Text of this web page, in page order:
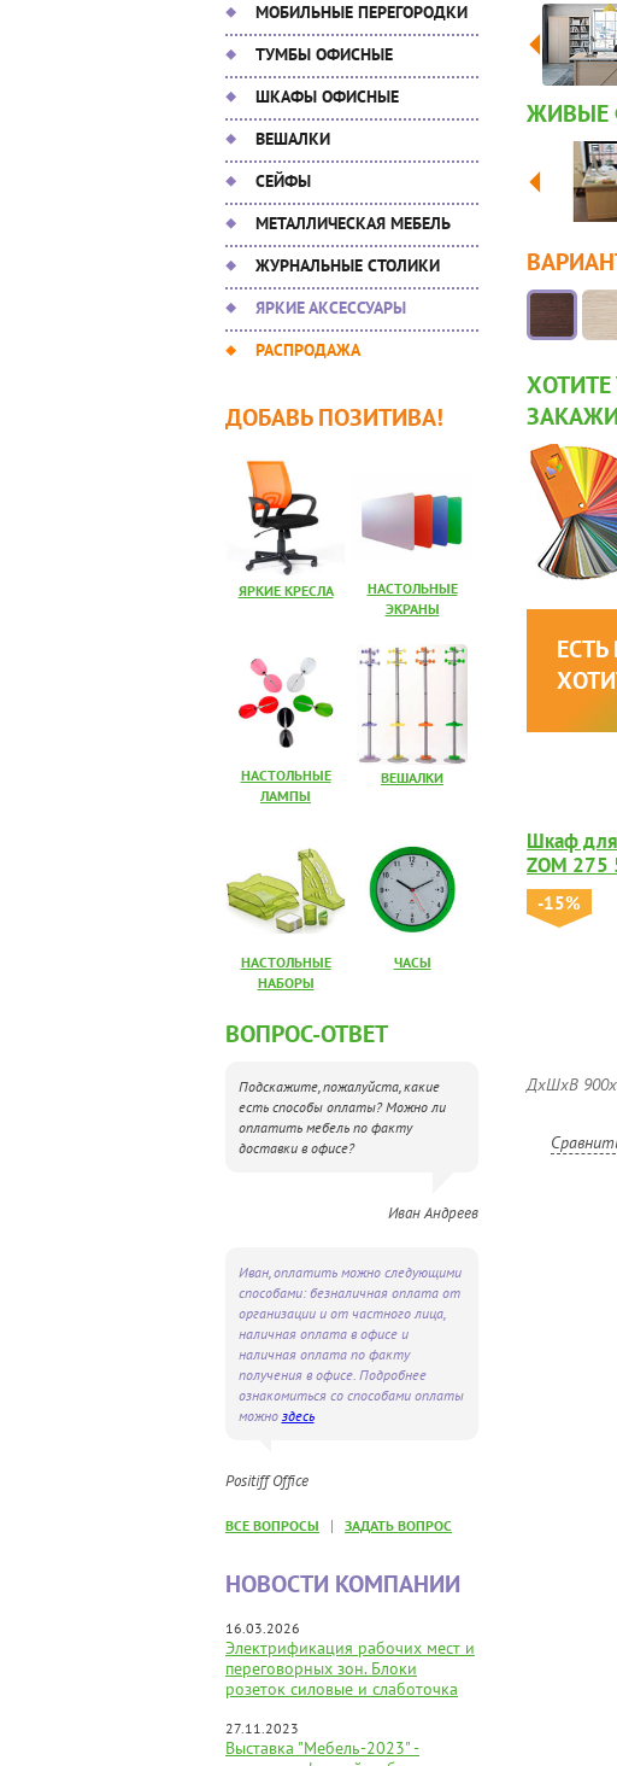
МОБИЛЬНЫЕ ПЕРЕГОРОДКИ
ТУМБЫ ОФИСНЫЕ
ШКАФЫ ОФИСНЫЕ
ВЕШАЛКИ
СЕЙФЫ
МЕТАЛЛИЧЕСКАЯ МЕБЕЛЬ
ЖУРНАЛЬНЫЕ СТОЛИКИ
ЯРКИЕ АКСЕССУАРЫ
РАСПРОДАЖА
ДОБАВЬ ПОЗИТИВА!
ЯРКИЕ КРЕСЛА
НАСТОЛЬНЫЕ
ЭКРАНЫ
НАСТОЛЬНЫЕ
ЛАМПЫ
ВЕШАЛКИ
НАСТОЛЬНЫЕ
НАБОРЫ
ЧАСЫ
ВОПРОС-ОТВЕТ
Подскажите, пожалуйста, какие
есть способы оплаты? Можно ли
оплатить мебель по факту
доставки в офисе?
Иван Андреев
Иван, оплатить можно следующими
способами: безналичная оплата от
организации и от частного лица,
наличная оплата в офисе и
наличная оплата по факту
получения в офисе. Подробнее
ознакомиться со способами оплаты
можно здесь
Positiff Office
ВСЕ ВОПРОСЫ | ЗАДАТЬ ВОПРОС
НОВОСТИ КОМПАНИИ
16.03.2026
Электрификация рабочих мест и
переговорных зон. Блоки
розеток силовые и слаботочка
27.11.2023
Выставка "Мебель-2023" -
ЖИВЫЕ
Шкаф для
ZOM 275
-15%
ДхШхВ